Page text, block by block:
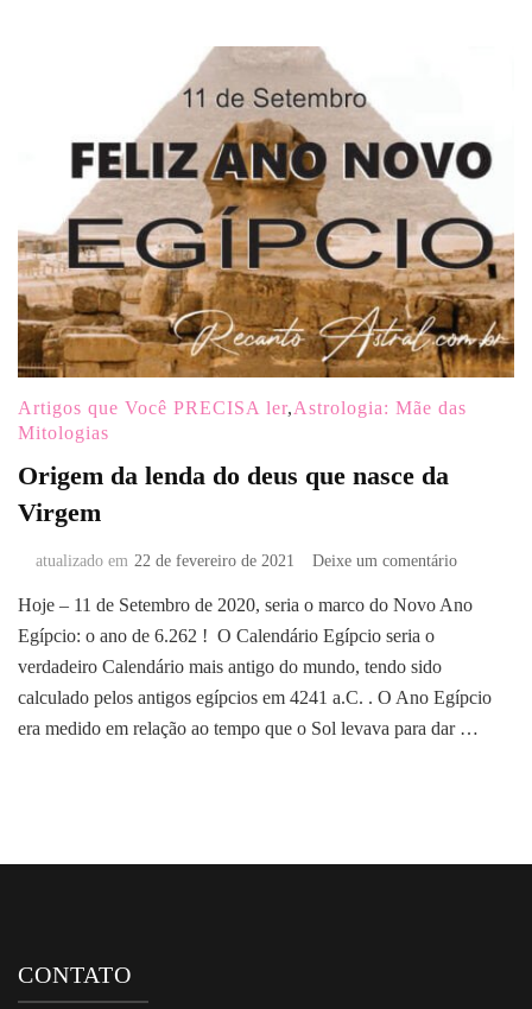
Artigos que Você PRECISA ler,Astrologia: Mãe das
Mitologias
Origem da lenda do deus que nasce da
Virgem
atualizado em 22 de fevereiro de 2021 Deixe um comentárioem
da
que
nasce
Hoje – 11 de Setembro de 2020, seria o marco do Novo Ano
Egípcio: o ano de 6.262 ! O Calendário Egípcio seria o
verdadeiro Calendário mais antigo do mundo, tendo sido
calculado pelos antigos egípcios em 4241 a.C. . O Ano Egípcio
era medido em relação ao tempo que o Sol levava para dar …
CONTATO